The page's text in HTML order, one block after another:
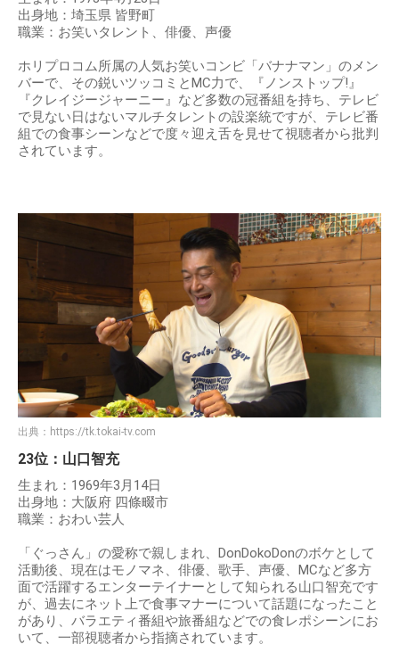
出身地：埼玉県 皆野町
職業：お笑いタレント、俳優、声優
ホリプロコム所属の人気お笑いコンビ「バナナマン」のメン
バーで、その鋭いツッコミとMC力で、『ノンストップ!』
『クレイジージャーニー』など多数の冠番組を持ち、テレビ
で見ない日はないマルチタレントの設楽統ですが、テレビ番
組での食事シーンなどで度々迎え舌を見せて視聴者から批判
されています。
出典： https://tk.tokai-tv.com
23位：山口智充
生まれ：1969年3月14日
出身地：大阪府 四條畷市
職業：おわい芸人
「ぐっさん」の愛称で親しまれ、DonDokoDonのボケとして
活動後、現在はモノマネ、俳優、歌手、声優、MCなど多方
面で活躍するエンターテイナーとして知られる山口智充です
が、過去にネット上で食事マナーについて話題になったこと
があり、バラエティ番組や旅番組などでの食レポシーンにお
いて、一部視聴者から指摘されています。